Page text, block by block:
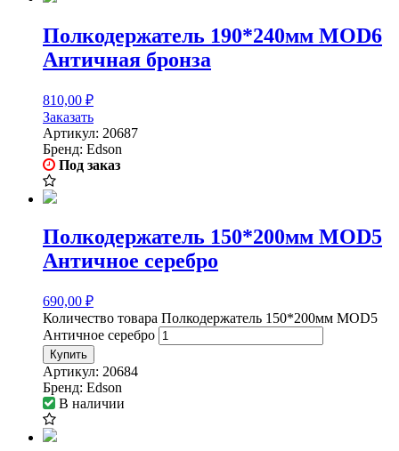
Полкодержатель 190*240мм MOD6
Античная бронза
810,00 ₽
Заказать
Артикул: 20687
Бренд: Edson
Под заказ
Полкодержатель 150*200мм MOD5
Античное серебро
690,00 ₽
Количество товара Полкодержатель 150*200мм MOD5
Античное серебро
Купить
Артикул: 20684
Бренд: Edson
В наличии